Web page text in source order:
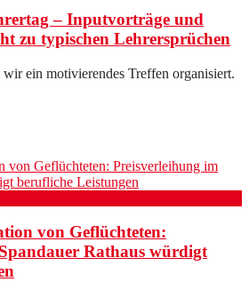
– Inputvorträge und
zu typischen Lehrersprüchen
ein motivierendes Treffen organisiert.
von Geflüchteten:
Rathaus würdigt